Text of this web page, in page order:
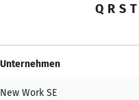
Q R S T
Unternehmen
New Work SE